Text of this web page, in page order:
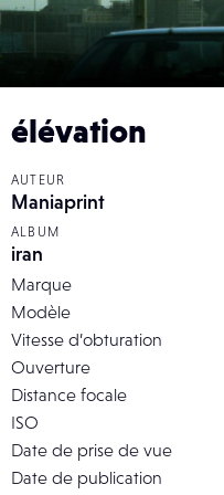
élévation
AUTEUR
Maniaprint
ALBUM
iran
Marque
Modèle
Vitesse d’obturation
Ouverture
Distance focale
ISO
Date de prise de vue
Date de publication